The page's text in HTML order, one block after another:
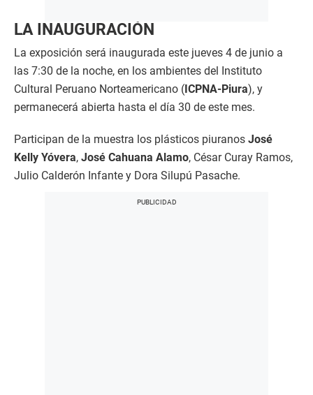
LA INAUGURACIÓN
La exposición será inaugurada este jueves 4 de junio a
las 7:30 de la noche, en los ambientes del Instituto
Cultural Peruano Norteamericano ( ICPNA-Piura), y
permanecerá abierta hasta el día 30 de este mes.
Participan de la muestra los plásticos piuranos José
Kelly Yóvera, José Cahuana Alamo, César Curay Ramos,
Julio Calderón Infante y Dora Silupú Pasache.